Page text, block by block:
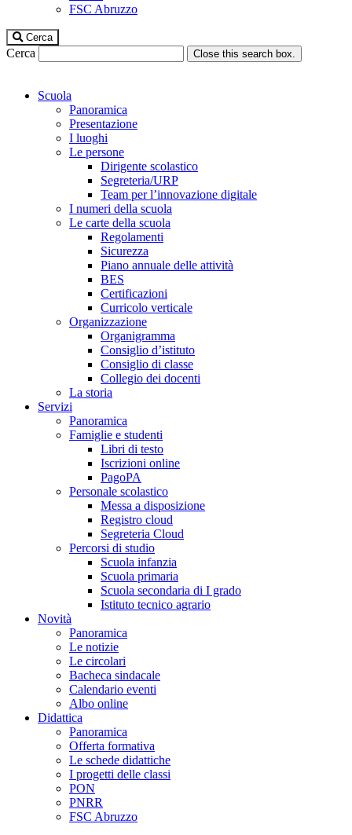
FSC Abruzzo
Cerca
Cerca Close this search box.
Scuola
Panoramica
Presentazione
I luoghi
Le persone
Dirigente scolastico
Segreteria/URP
Team per l’innovazione digitale
I numeri della scuola
Le carte della scuola
Regolamenti
Sicurezza
Piano annuale delle attività
BES
Certificazioni
Curricolo verticale
Organizzazione
Organigramma
Consiglio d’istituto
Consiglio di classe
Collegio dei docenti
La storia
Servizi
Panoramica
Famiglie e studenti
Libri di testo
Iscrizioni online
PagoPA
Personale scolastico
Messa a disposizione
Registro cloud
Segreteria Cloud
Percorsi di studio
Scuola infanzia
Scuola primaria
Scuola secondaria di I grado
Istituto tecnico agrario
Novità
Panoramica
Le notizie
Le circolari
Bacheca sindacale
Calendario eventi
Albo online
Didattica
Panoramica
Offerta formativa
Le schede didattiche
I progetti delle classi
PON
PNRR
FSC Abruzzo